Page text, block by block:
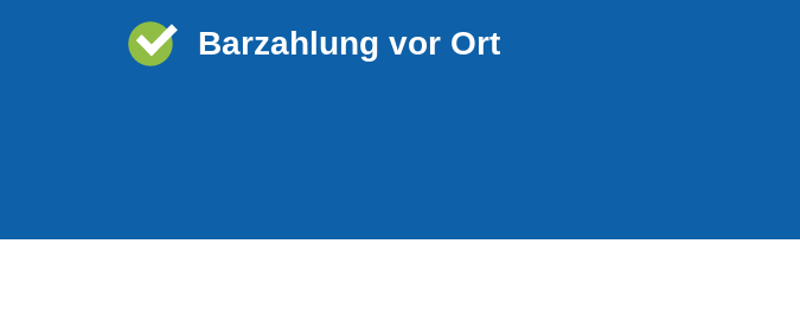
Barzahlung vor Ort